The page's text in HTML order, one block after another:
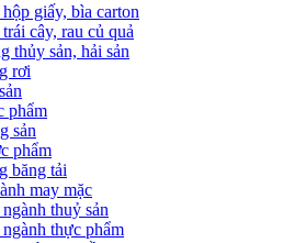
giấy, bìa carton
cây, rau củ quả
thủy sản, hải sản
rơi
phẩm
sản
phẩm
băng tải
may mặc
thuỷ sản
thực phẩm